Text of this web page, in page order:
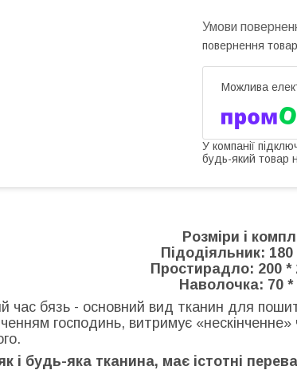
повернення
У компанії
будь-який товар
Розміри і
Підодіяльник:
Простирадло: 200 *
Наволочка: 70 *
час бязь - основний вид тканин для
господинь, витримує
і будь-яка тканина, має істотні